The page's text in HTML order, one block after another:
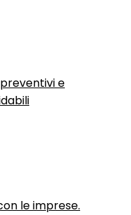
e
le imprese.